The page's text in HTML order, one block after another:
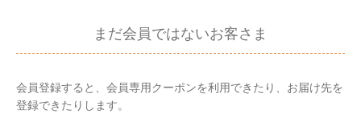
まだ会員ではないお客さま
会員登録すると、会員専用クーポンを利用できたり、お届け先を
登録できたりします。